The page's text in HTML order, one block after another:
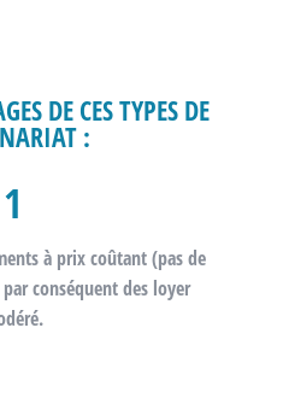
DE CES TYPES DE
:
1
à prix coûtant(pas de
conséquent des loyer